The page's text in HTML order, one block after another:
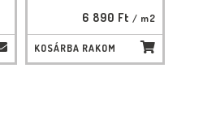
6 890 Ft / m2
KOSÁRBA RAKOM